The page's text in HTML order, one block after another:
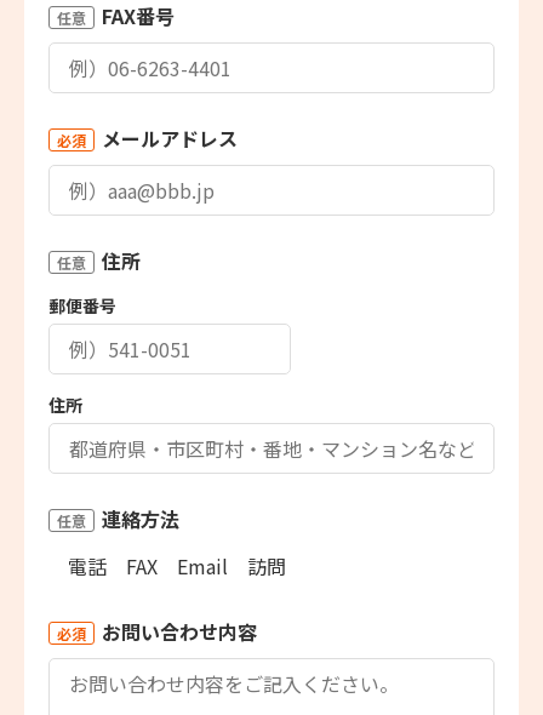
任意 FAX番号
必須 メールアドレス
任意 住所
郵便番号
住所
任意
連絡方法
電話
FAX Email 訪問
必須 お問い合わせ内容